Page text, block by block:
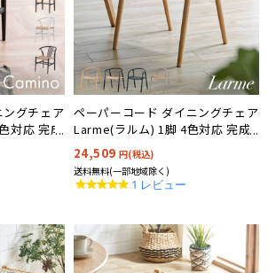
グチェア
対応 完成
ペーパーコード ダイニングチェア
Larme(ラルム) 1脚 4色対応 完成
品
24,509 円(税込)
送料無料(一部地域除く)
5.0
1 レビュー